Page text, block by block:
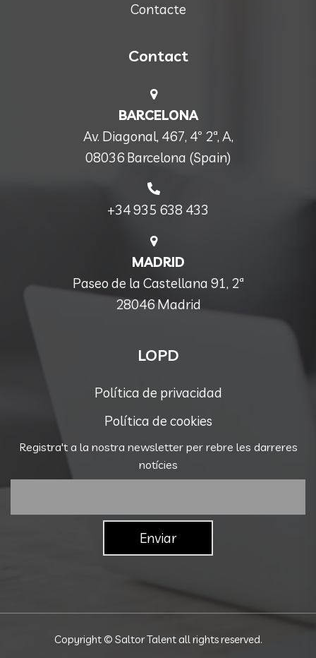
Contacte
Contact
BARCELONA
Av. Diagonal, 467, 4º 2ª, A,
08036 Barcelona (Spain)
+34 935 638 433
MADRID
Paseo de la Castellana 91, 2ª
28046 Madrid
LOPD
Política de privacidad
Política de cookies
Registra't a la nostra newsletter per rebre les darreres
notícies
Copyright © Saltor Talent all rights reserved.